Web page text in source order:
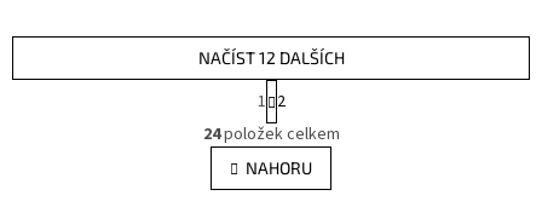
hvězdiček.
O
v
l
á
NAČÍST 12 DALŠÍCH
S
t
r
á
n
k
1 2
24položek celkem
NAHORU